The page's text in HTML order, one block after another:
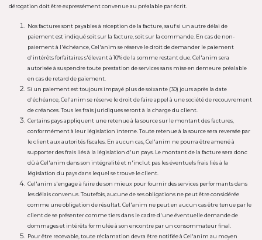
dérogation doit être expressément convenue au préalable par écrit.
Nos factures sont payables à réception de la facture, sauf si un autre délai de
paiement est indiqué soit sur la facture, soit sur la commande. En cas de non-
paiement à l'échéance, Cel'anim se réserve le droit de demander le paiement
d'intérêts forfaitaires s'élevant à 10% de la somme restant due. Cel'anim sera
autorisée à suspendre toute prestation de services sans mise en demeure préalable
en cas de retard de paiement.
Si un paiement est toujours impayé plus de soixante (30) jours après la date
d'échéance, Cel'anim se réserve le droit de faire appel à une société de recouvrement
de créances. Tous les frais juridiques seront à la charge du client.
Certains pays appliquent une retenue à la source sur le montant des factures,
conformément à leur législation interne. Toute retenue à la source sera reversée par
le client aux autorités fiscales. En aucun cas, Cel'anim ne pourra être amené à
supporter des frais liés à la législation d'un pays. Le montant de la facture sera donc
dû à Cel'anim dans son intégralité et n'inclut pas les éventuels frais liés à la
législation du pays dans lequel se trouve le client.
Cel'anim s'engage à faire de son mieux pour fournir des services performants dans
les délais convenus. Toutefois, aucune de ses obligations ne peut être considérée
comme une obligation de résultat. Cel'anim ne peut en aucun cas être tenue par le
client de se présenter comme tiers dans le cadre d'une éventuelle demande de
dommages et intérêts formulée à son encontre par un consommateur final.
Pour être recevable, toute réclamation devra être notifiée à Cel'anim au moyen